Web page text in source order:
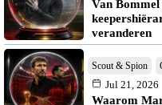
Van
veranderen
Scout & Spion
Jul 21, 2026
Waarom